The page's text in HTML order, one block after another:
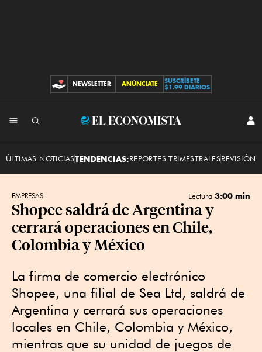
CONTRIBUCIONES
NEWSLETTER ANÚNCIATE
SUSCRÍBETE
$1.99 DIARIOS
El
ÚLTIMAS NOTICIASTENDENCIAS:REPORTES TRIMESTRALESREVISIÓN
EMPRESAS Lectura 3:00 min
Shopee saldrá de Argentina y
cerrará operaciones en Chile,
Colombia y México
La firma de comercio electrónico
Shopee, una filial de Sea Ltd, saldrá de
Argentina y cerrará sus operaciones
locales en Chile, Colombia y México,
mientras que su unidad de juegos de